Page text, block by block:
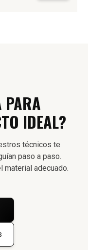
PARA
IDEAL?
técnicos te
paso a paso.
material adecuado.